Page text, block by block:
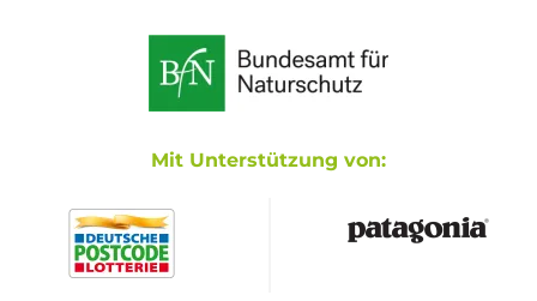
Mit Unterstützung von: